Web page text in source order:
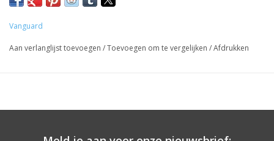
Vanguard
Aan verlanglijst toevoegen /Toevoegen om te vergelijken /Afdrukken